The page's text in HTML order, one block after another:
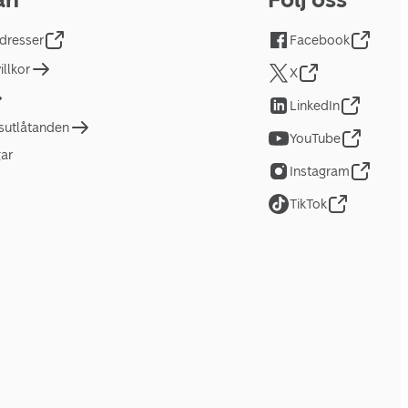
Facebook
X
LinkedIn
YouTube
Instagram
TikTok